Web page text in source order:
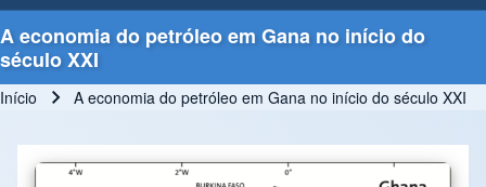
A economia do petróleo em Gana no início do
século XXI
Início A economia do petróleo em Gana no início do século XXI